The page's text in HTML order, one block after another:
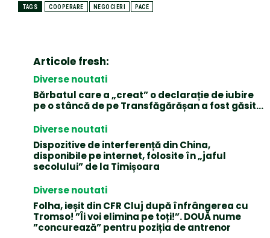
TAGS COOPERARE NEGOCIERI PACE
Articole fresh:
Diverse noutati
Bărbatul care a „creat” o declarație de iubire
pe o stâncă de pe Transfăgărășan a fost găsit…
Diverse noutati
Dispozitive de interferență din China,
disponibile pe internet, folosite în „jaful
secolului” de la Timișoara
Diverse noutati
Folha, ieșit din CFR Cluj după înfrângerea cu
Tromso! ”Îi voi elimina pe toți!”. DOUĂ nume
”concurează” pentru poziția de antrenor